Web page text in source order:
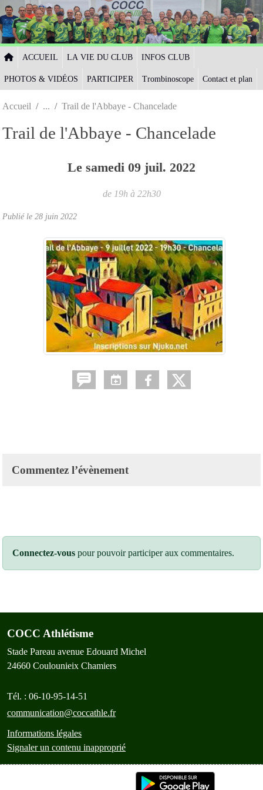
ACCUEIL LA VIE DU CLUB INFOS CLUB
PHOTOS & VIDÉOS PARTICIPER Trombinoscope Contact et plan
Accueil Trail de l'Abbaye - Chancelade
Trail de l'Abbaye - Chancelade
Le samedi 09 juil. 2022
de 19h à 22h30
Publié le 28 juin 2022
Commentez l’évènement
Connectez-vous pour pouvoir participer aux commentaires.
COCC Athlétisme
Stade Pareau avenue Edouard Michel
24660 Coulounieix Chamiers
Tél. : 06-10-95-14-51
communication@coccathle.fr
Informations légales
Signaler un contenu inapproprié
Panneau de gestion des cookies